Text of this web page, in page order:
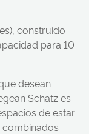
construido
para 10
desean
Schatz es
de estar
combinados